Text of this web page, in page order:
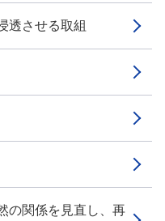
透させる取組
の関係を見直し、再